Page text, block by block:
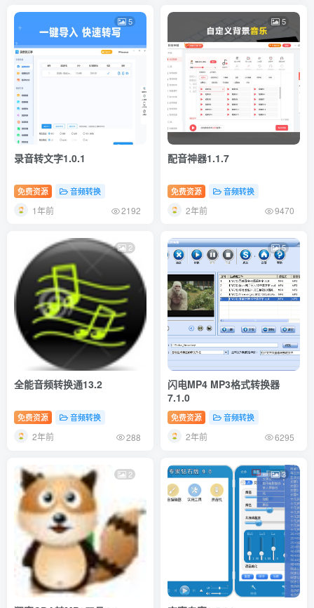
5
录音转文字1.0.1
免费资源 音频转换
1年前 2192
5
配音神器1.1.7
免费资源 音频转换
2年前 9470
2
全能音频转换通13.2
免费资源 音频转换
2年前 288
5
闪电MP4 MP3格式转换器
7.1.0
免费资源 音频转换
2年前 6295
2 3